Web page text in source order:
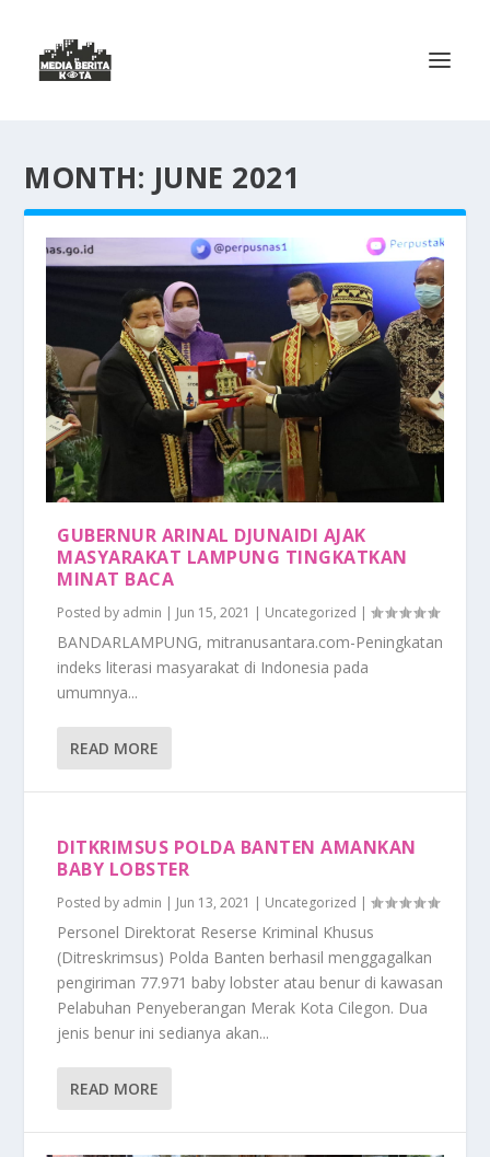
MONTH: JUNE 2021
GUBERNUR ARINAL DJUNAIDI AJAK
MASYARAKAT LAMPUNG TINGKATKAN
MINAT BACA
Posted by admin | Jun 15, 2021 | Uncategorized |
BANDARLAMPUNG, mitranusantara.com-Peningkatan
indeks literasi masyarakat di Indonesia pada
umumnya...
READ MORE
DITKRIMSUS POLDA BANTEN AMANKAN
BABY LOBSTER
Posted by admin | Jun 13, 2021 | Uncategorized |
Personel Direktorat Reserse Kriminal Khusus
(Ditreskrimsus) Polda Banten berhasil menggagalkan
pengiriman 77.971 baby lobster atau benur di kawasan
Pelabuhan Penyeberangan Merak Kota Cilegon. Dua
jenis benur ini sedianya akan...
READ MORE